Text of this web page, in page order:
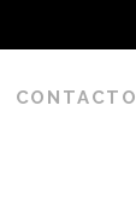
CONTACTO